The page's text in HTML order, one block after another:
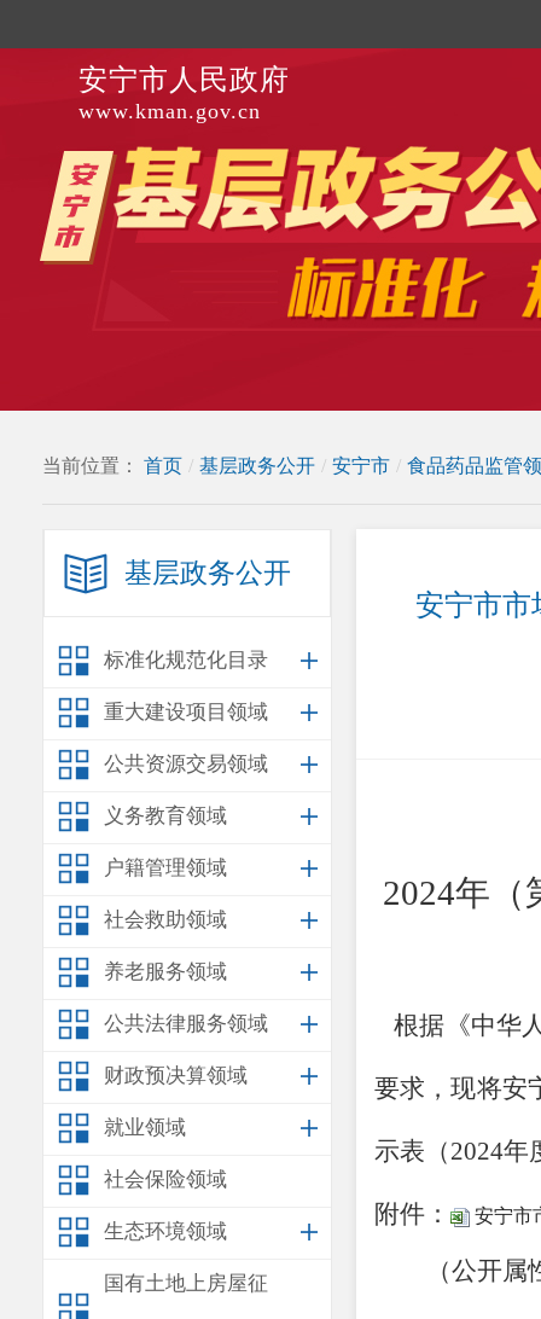
安宁市人民政府
www.kman.gov.cn
当前位置： 首页 / 基层政务公开 / 安宁市 / 食品药品监管
基层政务公开
标准化规范化目录
重大建设项目领域
公共资源交易领域
义务教育领域
户籍管理领域
社会救助领域
养老服务领域
公共法律服务领域
财政预决算领域
就业领域
社会保险领域
生态环境领域
国有土地上房屋征
安宁市市
2024年 （
根据《中华
要求，现将安
示表（2024年
附件： 安宁市
（公开